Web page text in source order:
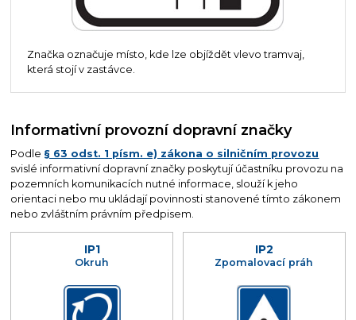
Značka označuje místo, kde lze objíždět vlevo tramvaj,
která stojí v zastávce.
Informativní provozní dopravní značky
Podle § 63 odst. 1 písm. e) zákona o silničním provozu
svislé informativní dopravní značky poskytují účastníku provozu na
pozemních komunikacích nutné informace, slouží k jeho
orientaci nebo mu ukládají povinnosti stanovené tímto zákonem
nebo zvláštním právním předpisem.
IP1
Okruh
IP2
Zpomalovací práh